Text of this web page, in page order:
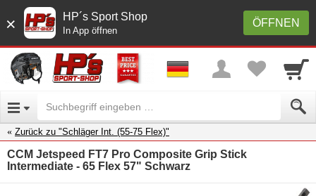
× ÖFFNEN
HP´s Sport Shop
In App öffnen
Zurück zu "Schläger Int. (55-75 Flex)"
CCM Jetspeed FT7 Pro Composite Grip Stick
Intermediate - 65 Flex 57" Schwarz